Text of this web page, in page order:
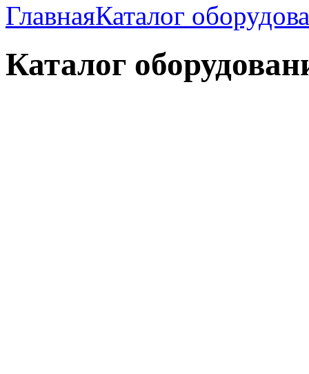
ГлавнаяКаталог
Каталог